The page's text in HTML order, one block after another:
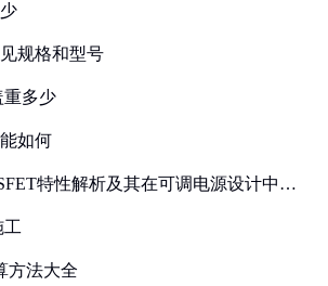
规格和型号
重多少
如何
特性解析及其在可调电源设计中的
工
方法大全